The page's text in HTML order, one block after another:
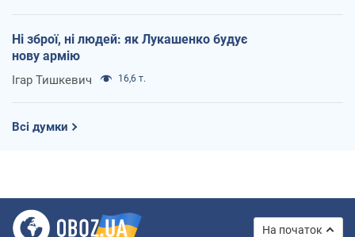
Ні зброї, ні людей: як Лукашенко будує
нову армію
Ігар Тишкевич 16,6 т.
Всі думки
На початок